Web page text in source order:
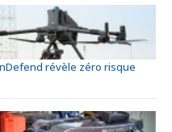
révèle zéro risque